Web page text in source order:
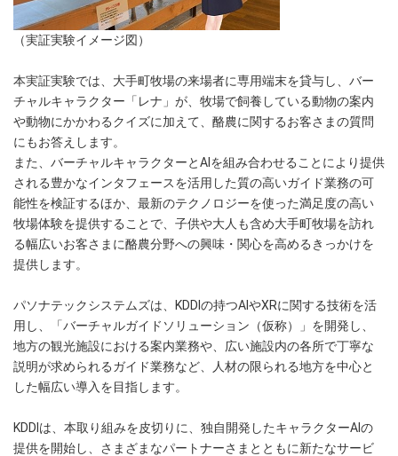
（実証実験イメージ図）
本実証実験では、大手町牧場の来場者に専用端末を貸与し、バー
チャルキャラクター「レナ」が、牧場で飼養している動物の案内
や動物にかかわるクイズに加えて、酪農に関するお客さまの質問
にもお答えします。
また、バーチャルキャラクターとAIを組み合わせることにより提供
される豊かなインタフェースを活用した質の高いガイド業務の可
能性を検証するほか、最新のテクノロジーを使った満足度の高い
牧場体験を提供することで、子供や大人も含め大手町牧場を訪れ
る幅広いお客さまに酪農分野への興味・関心を高めるきっかけを
提供します。
パソナテックシステムズは、KDDIの持つAIやXRに関する技術を活
用し、「バーチャルガイドソリューション（仮称）」を開発し、
地方の観光施設における案内業務や、広い施設内の各所で丁寧な
説明が求められるガイド業務など、人材の限られる地方を中心と
した幅広い導入を目指します。
KDDIは、本取り組みを皮切りに、独自開発したキャラクターAIの
提供を開始し、さまざまなパートナーさまとともに新たなサービ